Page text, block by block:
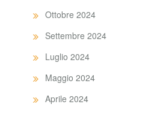
Ottobre 2024
Settembre 2024
Luglio 2024
Maggio 2024
Aprile 2024